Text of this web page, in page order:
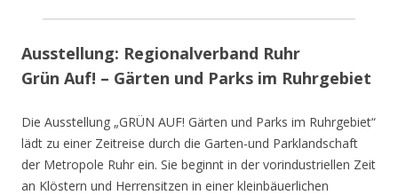
Ausstellung: Regionalverband Ruhr
Grün Auf! – Gärten und Parks im Ruhrgebiet
Die Ausstellung „GRÜN AUF! Gärten und Parks im Ruhrgebiet“
lädt zu einer Zeitreise durch die Garten-und Parklandschaft
der Metropole Ruhr ein. Sie beginnt in der vorindustriellen Zeit
an Klöstern und Herrensitzen in einer kleinbäuerlichen